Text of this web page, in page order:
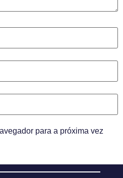
para a próxima vez